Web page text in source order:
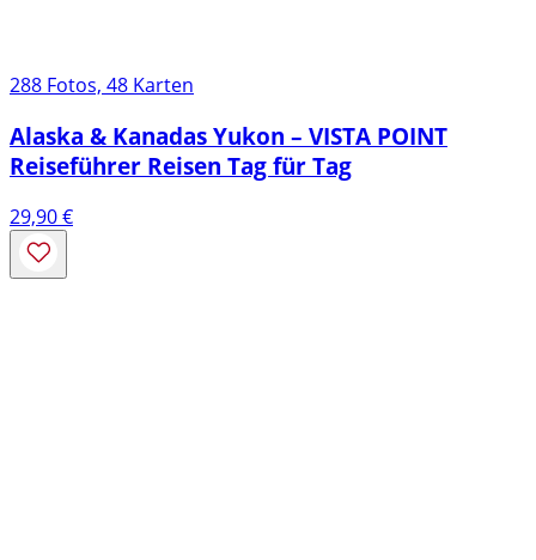
288 Fotos, 48 Karten
Alaska & Kanadas Yukon – VISTA POINT
Reiseführer Reisen Tag für Tag
29,90€